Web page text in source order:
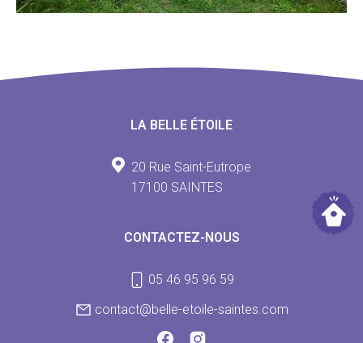
LA BELLE ÉTOILE
20 Rue Saint-Eutrope
17100 SAINTES
CONTACTEZ-NOUS
05 46 95 96 59
contact@belle-etoile-saintes.com